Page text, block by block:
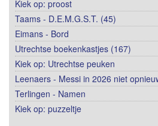
Kiek op: proost
Taams - D.E.M.G.S.T. (45)
Eimans - Bord
Utrechtse boekenkastjes (167)
Kiek op: Utrechtse peuken
Leenaers - Messi in 2026 niet
Terlingen - Namen
Kiek op: puzzeltje